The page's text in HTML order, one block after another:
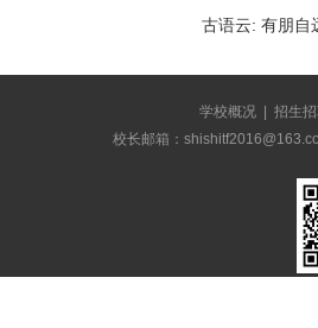
古语云: 有朋自
学校概况
招生
校长邮箱：